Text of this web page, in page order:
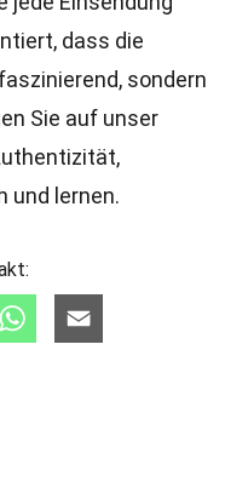
dass die
sondern
Sie auf unser
und lernen.